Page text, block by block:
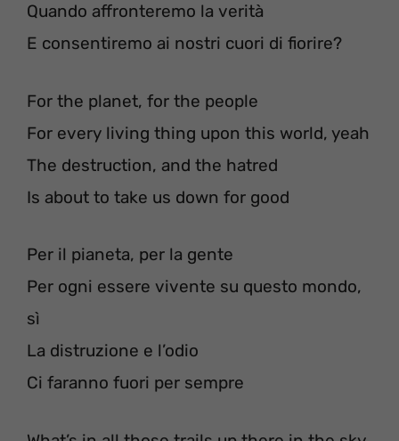
Quando affronteremo la verità
E consentiremo ai nostri cuori di fiorire?
For the planet, for the people
For every living thing upon this world, yeah
The destruction, and the hatred
Is about to take us down for good
Per il pianeta, per la gente
Per ogni essere vivente su questo mondo,
sì
La distruzione e l’odio
Ci faranno fuori per sempre